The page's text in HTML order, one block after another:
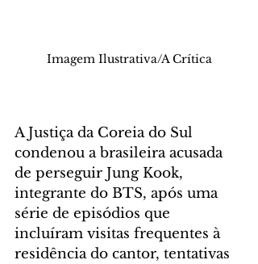
Imagem Ilustrativa/A Crítica
A Justiça da Coreia do Sul
condenou a brasileira acusada
de perseguir Jung Kook,
integrante do BTS, após uma
série de episódios que
incluíram visitas frequentes à
residência do cantor, tentativas